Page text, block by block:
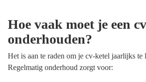
Hoe vaak moet je een
onderhouden?
Het is aan te raden om je cv-ketel jaarlijks te
Regelmatig onderhoud zorgt voor: